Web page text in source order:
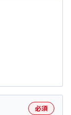
必須